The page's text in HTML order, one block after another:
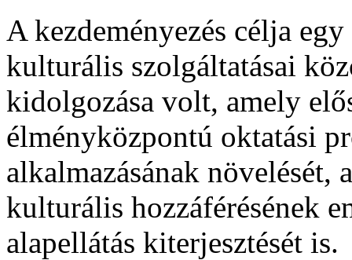
A kezdeményezés célja
kulturális szolgáltatásai
kidolgozása volt, amely
élményközpontú oktatási
alkalmazásának növelését,
kulturális hozzáférésének
alapellátás kiterjesztését is.